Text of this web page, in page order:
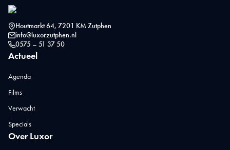
Houtmarkt 64, 7201 KM Zutphen
info@luxorzutphen.nl
0575 – 51 37 50
Actueel
Agenda
Films
Verwacht
Specials
Over Luxor